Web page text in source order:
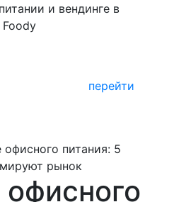
и вендинге в
Foody
перейти
питания: 5
рынок